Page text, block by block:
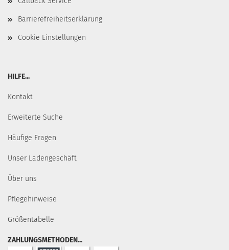
Barrierefreiheitserklärung
Cookie Einstellungen
HILFE...
Kontakt
Erweiterte Suche
Häufige Fragen
Unser Ladengeschäft
Über uns
Pflegehinweise
Größentabelle
ZAHLUNGSMETHODEN...